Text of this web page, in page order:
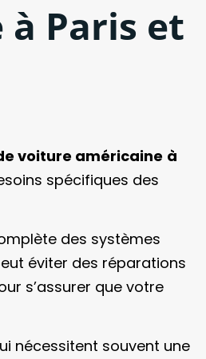
à Paris et
voiture américaine à
spécifiques des
des systèmes
éviter des réparations
s’assurer que votre
nécessitent souvent une